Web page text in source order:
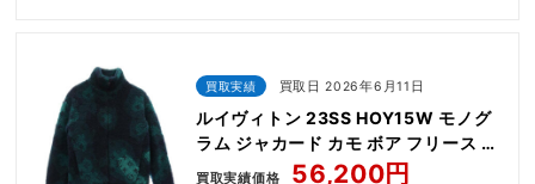
買取実績 買取日 2026年6月11日
ルイヴィトン 23SS HOY15W モノグ
ラム ジャカード カモ ボア フリース ジ
ャケット ブルゾン
買取実績価格 56,200円